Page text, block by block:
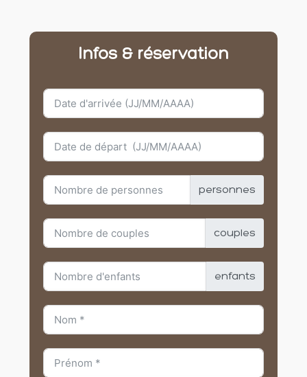
Infos & réservation
personnes
couples
enfants